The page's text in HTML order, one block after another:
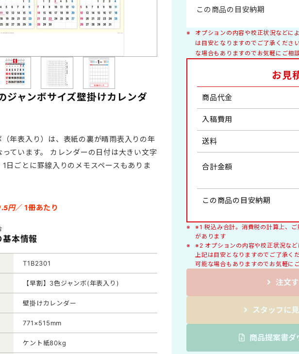
ジャンボサイズ壁掛けカレンダ
（年表入り）は、表紙の裏が晴雨表入りの年
ています。 カレンダーの日付は大きい文字
日ごとに罫線入りのメモスペースもありま
.5円／ 1冊あたり
本情報
T1B2301
【早割】3色ジャンボ(年表入り)
壁掛けカレンダー
771×515mm
ケント紙80kg
この商品の目安納期
オプションの内容や校正状況などに
は目安となりますのでご了承くださ
な場合もありますのでお気軽にご相
お見
商品代金
入稿費用
送料
合計金額
この商品の目安納期
※1 税込み合計。消費税の計算上、
があります
※2 オプションの内容や校正状況など
上記は目安となりますのでご了承く
可能な場合もありますのでお気軽に
注文
スタッフに
商品提案書ダ
優
釣り
ペット・動
花 花ごよみ
ンジメント
浮世絵・版画 絵画
日本家屋
風物詩・四
わらべ詩・風物イラスト
情報
豆知識
絵柄入り
ックス